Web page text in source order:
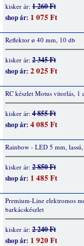
kisker ár: 1 260 Ft
shop ár: 1 075 Ft
Reflektor ø 40 mm, 10 db
kisker ár: 2 345 Ft
shop ár: 2 025 Ft
RC készlet Motus vitorlás, 1
kisker ár: 4 855 Ft
shop ár: 4 085 Ft
Rainbow - LED 5 mm,
kisker ár: 2 850 Ft
shop ár: 1 485 Ft
Premium-Line elektromos
barkácskészlet
kisker ár: 2 240 Ft
shop ár: 1 920 Ft